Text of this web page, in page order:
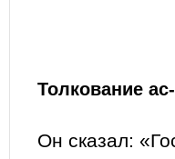
Толкование
Он сказал: